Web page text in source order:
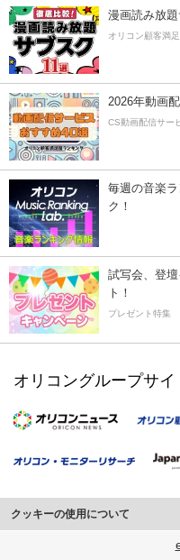
漫画読み放題
オリコン顧客満
2026年動画
CS動画配信サー
毎週の音楽
ク！
試写会、登
ト！
プレゼント特集
オリコングループサイ
クッキーの使用について
このサイトでは Cookie を使用し